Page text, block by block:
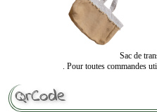
Sac de
. Pour toutes commandes
QrCode